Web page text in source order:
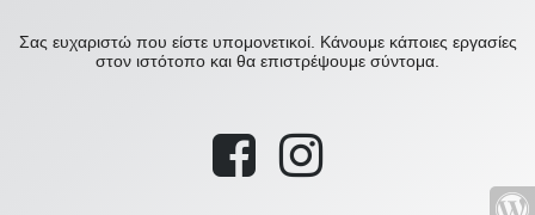
Σας ευχαριστώ που είστε υπομονετικοί. Κάνουμε κάποιες εργασίες
στον ιστότοπο και θα επιστρέψουμε σύντομα.